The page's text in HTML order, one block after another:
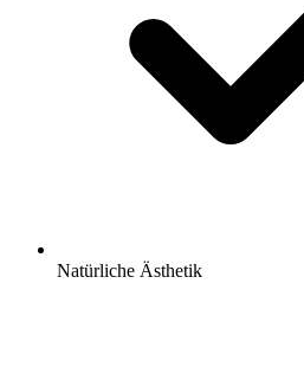
Natürliche Ästhetik